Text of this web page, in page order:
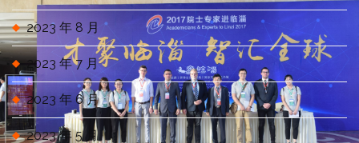
2023 年 8 月
2023 年 7 月
2023 年 6 月
2023 年 5 月